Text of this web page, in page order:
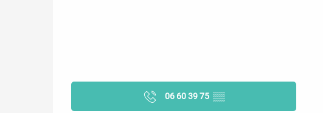
06 60 39 75 ▒▒